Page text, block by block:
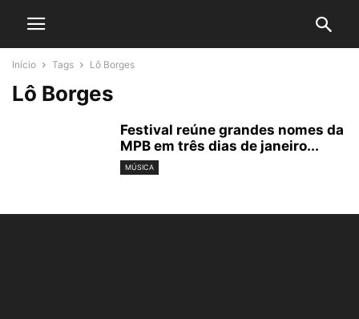
Início Tags Lô Borges
Lô Borges
Festival reúne grandes nomes da
MPB em três dias de janeiro...
MÚSICA